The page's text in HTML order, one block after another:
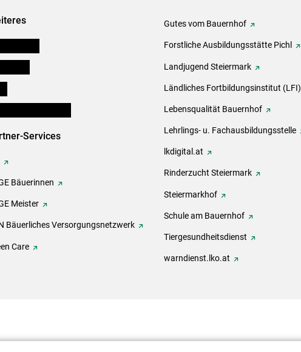
Services
Bäuerinnen
Meister
Bäuerliches Versorgungsnetzwerk
Care
Gutes vom Bauernhof
Forstliche Ausbildungsstätte Pichl
Landjugend Steiermark
Ländliches Fortbildungsinstitut (LFI)
Lebensqualität Bauernhof
Lehrlings- u. Fachausbildungsstelle
lkdigital.at
Rinderzucht Steiermark
Steiermarkhof
Schule am Bauernhof
Tiergesundheitsdienst
warndienst.lko.at